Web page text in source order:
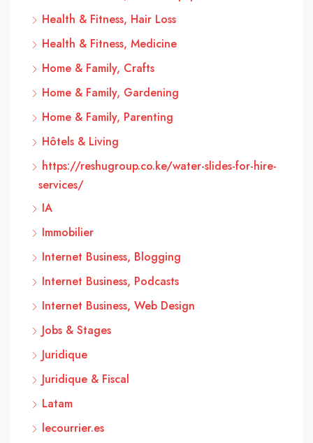
Health & Fitness, Hair Loss
Health & Fitness, Medicine
Home & Family, Crafts
Home & Family, Gardening
Home & Family, Parenting
Hôtels & Living
https://reshugroup.co.ke/water-slides-for-hire-
services/
IA
Immobilier
Internet Business, Blogging
Internet Business, Podcasts
Internet Business, Web Design
Jobs & Stages
Juridique
Juridique & Fiscal
Latam
lecourrier.es